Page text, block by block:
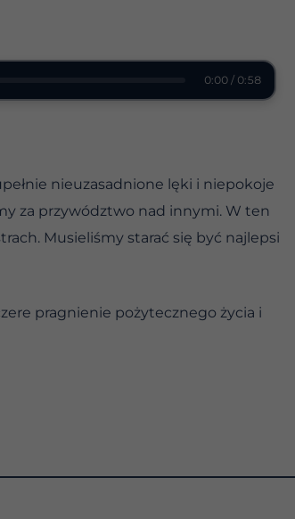
0:00 / 0:58
nieuzasadnione lęki i niepokoje
za przywództwo nad innymi. W ten
Musieliśmy starać się być najlepsi
pragnienie pożytecznego życia i